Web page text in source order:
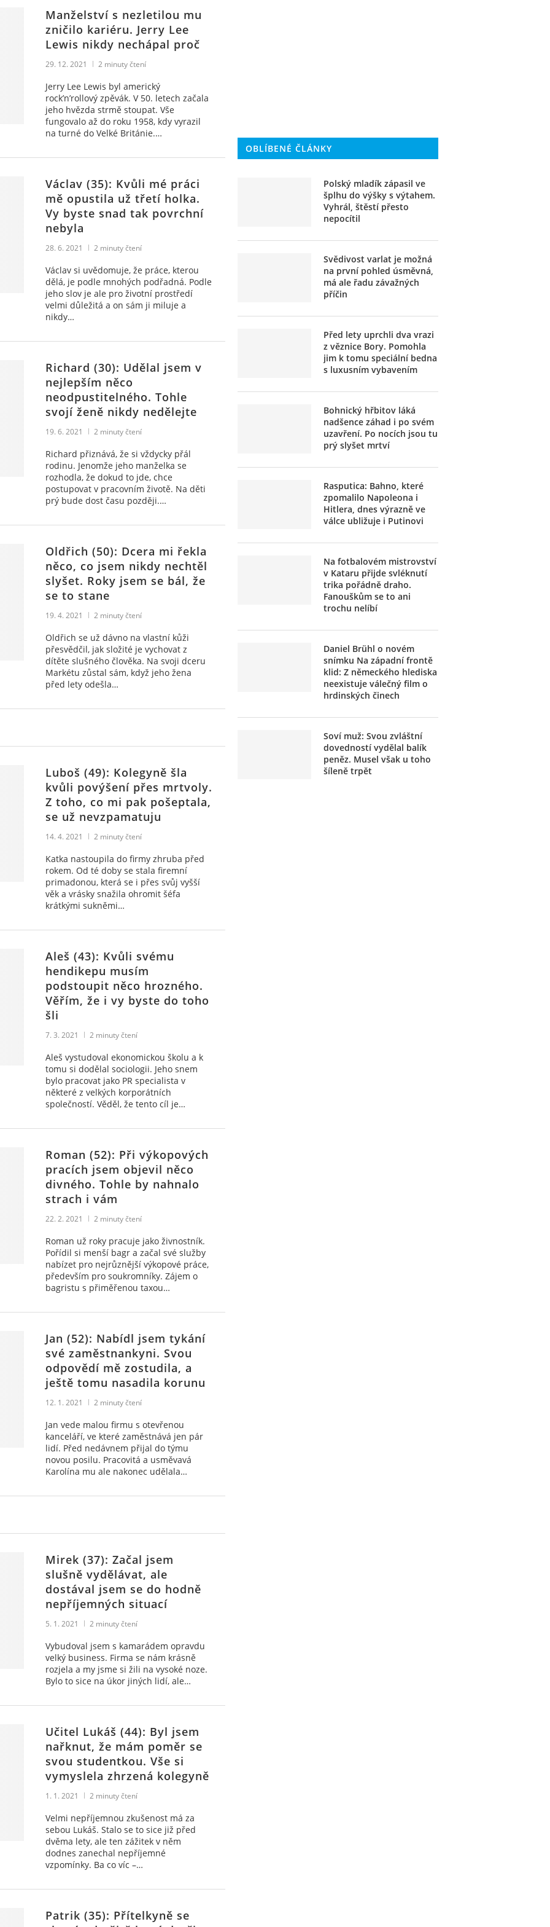
Manželství s nezletilou mu
zničilo kariéru. Jerry Lee
Lewis nikdy nechápal proč
29. 12. 2021 2 minuty čtení
Jerry Lee Lewis byl americký
rock’n’rollový zpěvák. V 50. letech začala
jeho hvězda strmě stoupat. Vše
fungovalo až do roku 1958, kdy vyrazil
na turné do Velké Británie.…
Václav (35): Kvůli mé práci
mě opustila už třetí holka.
Vy byste snad tak povrchní
nebyla
28. 6. 2021 2 minuty čtení
Václav si uvědomuje, že práce, kterou
dělá, je podle mnohých podřadná. Podle
jeho slov je ale pro životní prostředí
velmi důležitá a on sám ji miluje a
nikdy…
Richard (30): Udělal jsem v
nejlepším něco
neodpustitelného. Tohle
svojí ženě nikdy nedělejte
19. 6. 2021 2 minuty čtení
Richard přiznává, že si vždycky přál
rodinu. Jenomže jeho manželka se
rozhodla, že dokud to jde, chce
postupovat v pracovním životě. Na děti
prý bude dost času později.…
Oldřich (50): Dcera mi řekla
něco, co jsem nikdy nechtěl
slyšet. Roky jsem se bál, že
se to stane
19. 4. 2021 2 minuty čtení
Oldřich se už dávno na vlastní kůži
přesvědčil, jak složité je vychovat z
dítěte slušného člověka. Na svoji dceru
Markétu zůstal sám, když jeho žena
před lety odešla…
Luboš (49): Kolegyně šla
kvůli povýšení přes mrtvoly.
Z toho, co mi pak pošeptala,
se už nevzpamatuju
14. 4. 2021 2 minuty čtení
Katka nastoupila do firmy zhruba před
rokem. Od té doby se stala firemní
primadonou, která se i přes svůj vyšší
věk a vrásky snažila ohromit šéfa
krátkými sukněmi…
Aleš (43): Kvůli svému
hendikepu musím
podstoupit něco hrozného.
Věřím, že i vy byste do toho
šli
7. 3. 2021 2 minuty čtení
Aleš vystudoval ekonomickou školu a k
tomu si dodělal sociologii. Jeho snem
bylo pracovat jako PR specialista v
některé z velkých korporátních
společností. Věděl, že tento cíl je…
Roman (52): Při výkopových
pracích jsem objevil něco
divného. Tohle by nahnalo
strach i vám
22. 2. 2021 2 minuty čtení
Roman už roky pracuje jako živnostník.
Pořídil si menší bagr a začal své služby
nabízet pro nejrůznější výkopové práce,
především pro soukromníky. Zájem o
bagristu s přiměřenou taxou…
Jan (52): Nabídl jsem tykání
své zaměstnankyni. Svou
odpovědí mě zostudila, a
ještě tomu nasadila korunu
12. 1. 2021 2 minuty čtení
Jan vede malou firmu s otevřenou
kanceláří, ve které zaměstnává jen pár
lidí. Před nedávnem přijal do týmu
novou posilu. Pracovitá a usměvavá
Karolína mu ale nakonec udělala…
Mirek (37): Začal jsem
slušně vydělávat, ale
dostával jsem se do hodně
nepříjemných situací
5. 1. 2021 2 minuty čtení
Vybudoval jsem s kamarádem opravdu
velký business. Firma se nám krásně
rozjela a my jsme si žili na vysoké noze.
Bylo to sice na úkor jiných lidí, ale…
Učitel Lukáš (44): Byl jsem
nařknut, že mám poměr se
svou studentkou. Vše si
vymyslela zhrzená kolegyně
1. 1. 2021 2 minuty čtení
Velmi nepříjemnou zkušenost má za
sebou Lukáš. Stalo se to sice již před
dvěma lety, ale ten zážitek v něm
dodnes zanechal nepříjemné
vzpomínky. Ba co víc –…
Patrik (35): Přítelkyně se
OBLÍBENÉ ČLÁNKY
Polský mladík zápasil ve
šplhu do výšky s výtahem.
Vyhrál, štěstí přesto
nepocítil
Svědivost varlat je možná
na první pohled úsměvná,
má ale řadu závažných
příčin
Před lety uprchli dva vrazi
z věznice Bory. Pomohla
jim k tomu speciální bedna
s luxusním vybavením
Bohnický hřbitov láká
nadšence záhad i po svém
uzavření. Po nocích jsou tu
prý slyšet mrtví
Rasputica: Bahno, které
zpomalilo Napoleona i
Hitlera, dnes výrazně ve
válce ubližuje i Putinovi
Na fotbalovém mistrovství
v Kataru přijde svléknutí
trika pořádně draho.
Fanouškům se to ani
trochu nelíbí
Daniel Brühl o novém
snímku Na západní frontě
klid: Z německého hlediska
neexistuje válečný film o
hrdinských činech
Soví muž: Svou zvláštní
dovedností vydělal balík
peněz. Musel však u toho
šíleně trpět